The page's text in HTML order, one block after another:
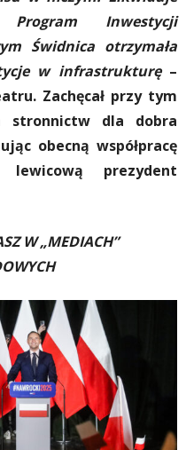
Inwestycji
Świdnica otrzymała
w infrastrukturę–
Zachęcał przy tym
stronnictw dla dobra
obecną współpracę
prezydent
W „MEDIACH”